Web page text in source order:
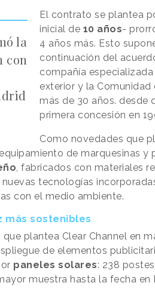
la
con
El contrato se plantea
inicial de 10 años-
4 años más. Esto
continuación del
compañía
exterior y la Comunidad
más de 30 años. desde
primera concesión en
Como novedades que
de marquesinas y
, fabricados con materiales
nuevas tecnologías
con el medio ambiente.
más sostenibles
plantea Clear Channel en
de elementos
paneles solares: 238
muestra hasta la fecha en